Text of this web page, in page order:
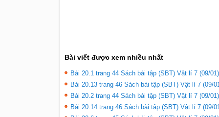
Bài viết được xem nhiều nhất
Bài 20.1 trang 44 Sách bài tập (SBT) Vật lí 7 (09/01)
Bài 20.13 trang 46 Sách bài tập (SBT) Vật lí 7 (09/
Bài 20.2 trang 44 Sách bài tập (SBT) Vật lí 7 (09/01)
Bài 20.14 trang 46 Sách bài tập (SBT) Vật lí 7 (09/